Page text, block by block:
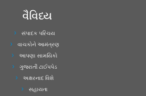
વૈવિધ્ય
સંપાદક પરિચય
વાચકોને આમંત્રણ
આપણા સામયિકો
ગુજરાતી ટાઈપપેડ
અક્ષરનાદ વિશે
સહાયતા